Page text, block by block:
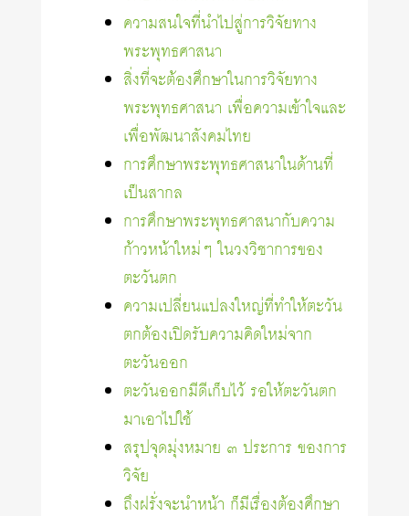
ความสนใจที่นำไปสู่การวิจัยทาง
พระพุทธศาสนา
สิ่งที่จะต้องศึกษาในการวิจัยทาง
พระพุทธศาสนา เพื่อความเข้าใจและ
เพื่อพัฒนาสังคมไทย
การศึกษาพระพุทธศาสนาในด้านที่
เป็นสากล
การศึกษาพระพุทธศาสนากับความ
ก้าวหน้าใหม่ๆ ในวงวิชาการของ
ตะวันตก
ความเปลี่ยนแปลงใหญ่ที่ทำให้ตะวัน
ตกต้องเปิดรับความคิดใหม่จาก
ตะวันออก
ตะวันออกมีดีเก็บไว้ รอให้ตะวันตก
มาเอาไปใช้
สรุปจุดมุ่งหมาย ๓ ประการ ของการ
วิจัย
ถึงฝรั่งจะนำหน้า ก็มีเรื่องต้องศึกษา